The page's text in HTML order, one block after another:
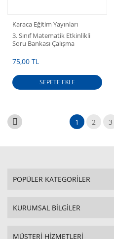
Karaca Eğitim Yayınları
3. Sınıf Matematik Etkinlikli
Soru Bankası Çalışma
75,00 TL
SEPETE EKLE
1 2 3
POPÜLER KATEGORİLER
KURUMSAL BİLGİLER
MÜŞTERİ HİZMETLERİ